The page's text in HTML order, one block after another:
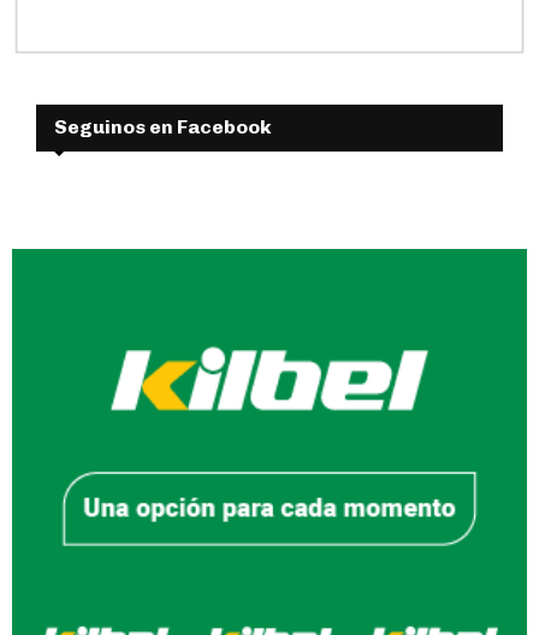
Seguinos en Facebook